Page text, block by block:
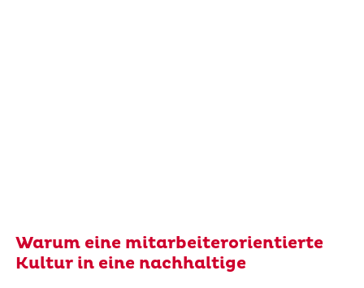
Warum eine mitarbeiterorientierte
Kultur in eine nachhaltige